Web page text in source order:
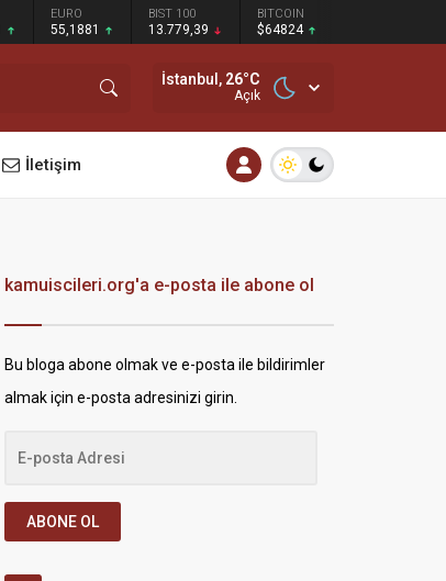
EURO
55,1881
BIST 100
13.779,39
BITCOIN
$64824
İstanbul, 26°C
Açık
İletişim
kamuiscileri.org'a e-posta ile abone ol
Bu bloga abone olmak ve e-posta ile bildirimler
almak için e-posta adresinizi girin.
ABONE OL